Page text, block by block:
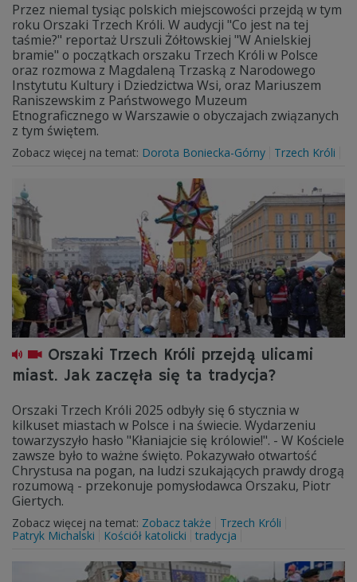
Przez niemal tysiąc polskich miejscowości przejdą w tym
roku Orszaki Trzech Króli. W audycji "Co jest na tej
taśmie?" reportaż Urszuli Żółtowskiej "W Anielskiej
bramie" o początkach orszaku Trzech Króli w Polsce
oraz rozmowa z Magdaleną Trzaską z Narodowego
Instytutu Kultury i Dziedzictwa Wsi, oraz Mariuszem
Raniszewskim z Państwowego Muzeum
Etnograficznego w Warszawie o obyczajach związanych
z tym świętem.
Zobacz więcej na temat: Dorota Boniecka-Górny Trzech Króli
Orszaki Trzech Króli przejdą ulicami
miast. Jak zaczęła się ta tradycja?
Orszaki Trzech Króli 2025 odbyły się 6 stycznia w
kilkuset miastach w Polsce i na świecie. Wydarzeniu
towarzyszyło hasło "Kłaniajcie się królowie!". - W Kościele
zawsze było to ważne święto. Pokazywało otwartość
Chrystusa na pogan, na ludzi szukających prawdy drogą
rozumową - przekonuje pomysłodawca Orszaku, Piotr
Giertych.
Zobacz więcej na temat: Zobacz także
Trzech Króli
Patryk Michalski
Kościół katolicki tradycja